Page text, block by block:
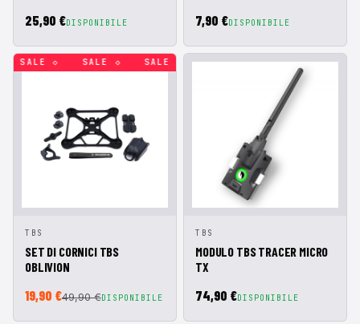
25,90 €DISPONIBILE 7,90 €DISPONIBILE
SALE ◇ SALE ◇ SALE ◇ SALE ◇ SALE ◇ SALE ◇
ANTEPRIMA
CARRELLO
TBS
SET DI CORNICI TBS
OBLIVION
19,90 €49,90 €DISPONIBILE
ANTEPRIMA
CARRELLO
TBS
MODULO TBS TRACER MICRO
TX
74,90 €DISPONIBILE